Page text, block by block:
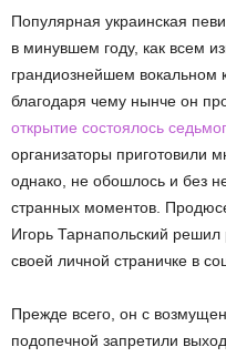
Популярная украинская
в минувшем году, как всем
грандиознейшем вокальном
благодаря чему нынче он
открытие состоялось
организаторы приготовили
однако, не обошлось и без
странных моментов.
Игорь Тарнапольский решил
своей личной страничке в
Прежде всего, он с
подопечной запретили